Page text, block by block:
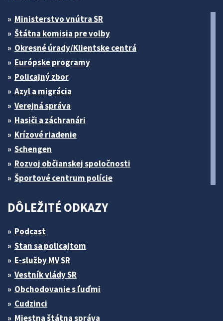
Ministerstvo vnútra SR
Štátna komisia pre volby
Okresné úrady/Klientske centrá
Európske programy
Policajný zbor
Azyl a migrácia
Verejná správa
Hasiči a záchranári
Krízové riadenie
Schengen
Rozvoj občianskej spoločnosti
Športové centrum polície
DÔLEŽITÉ ODKAZY
Podcast
Stan sa policajtom
E-služby MV SR
Vestník vlády SR
Obchodovanie s ľuďmi
Cudzinci
Miestna štátna správa